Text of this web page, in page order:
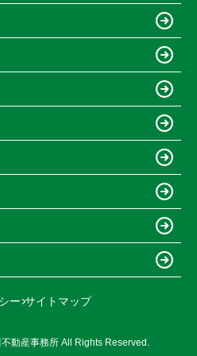
ー サイトマップ
動産事務所 All Rights Reserved.